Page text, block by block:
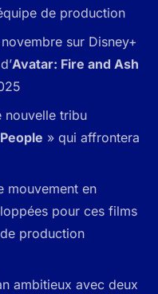
de production
sur Disney+
Avatar: Fire and Ash
nouvelle tribu
» qui affrontera
mouvement en
pour ces films
production
ambitieux avec deux